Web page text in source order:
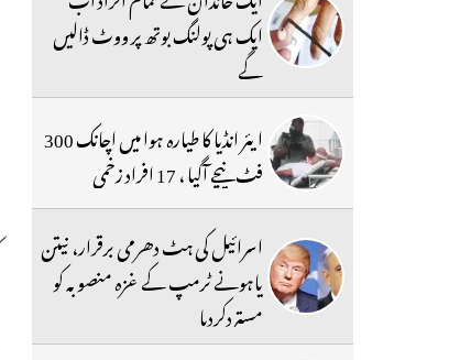
ایک ہی پولنگ بوتھ پر ووٹ ڈالیں
گے
ایئر انڈیا کا طیارہ ہوا میں اچانک 300
فٹ نیچے آگیا ، 17 افراد زخمی
اسرائیل کی ہٹ دھرمی برقرار، نیتن
یاہونے ٹرمپ کے غزہ منصوبہ کو
مستردکردیا